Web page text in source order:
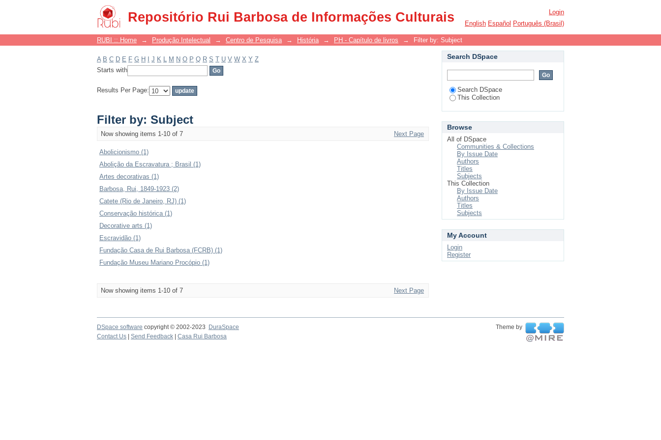
Repositório Rui Barbosa de Informações Culturais
Filter by: Subject
Login
English Español Português (Brasil)
RUBI :: Home → Produção Intelectual → Centro de Pesquisa → História → PH - Capítulo de livros → Filter by: Subject
A B C D E F G H J K L M N O P Q R S T U V W X Y Z
Starts with
Results Per Page:
Filter by: Subject
Now showing items 1-10 of 7 Next Page
Abolicionismo (1)
Abolição da Escravatura ; Brasil (1)
Artes decorativas (1)
Barbosa, Rui, 1849-1923 (2)
Catete (Rio de Janeiro, RJ) (1)
Conservação histórica (1)
Decorative arts (1)
Escravidão (1)
Fundação Casa de Rui Barbosa (FCRB) (1)
Fundação Museu Mariano Procópio (1)
Now showing items 1-10 of 7 Next Page
Search DSpace
Search DSpace
This Collection
Browse
All of DSpace
Communities & Collections
By Issue Date
Authors
Titles
Subjects
This Collection
By Issue Date
Authors
Titles
Subjects
My Account
Login
Register
DSpace software copyright © 2002-2023 DuraSpace
Theme by
Contact Us
Send Feedback Casa Rui Barbosa